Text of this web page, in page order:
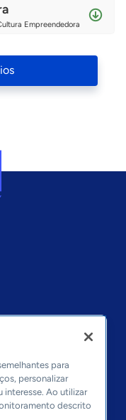
Empreendedora
para
personalizar
interesse. Ao utilizar
descrito